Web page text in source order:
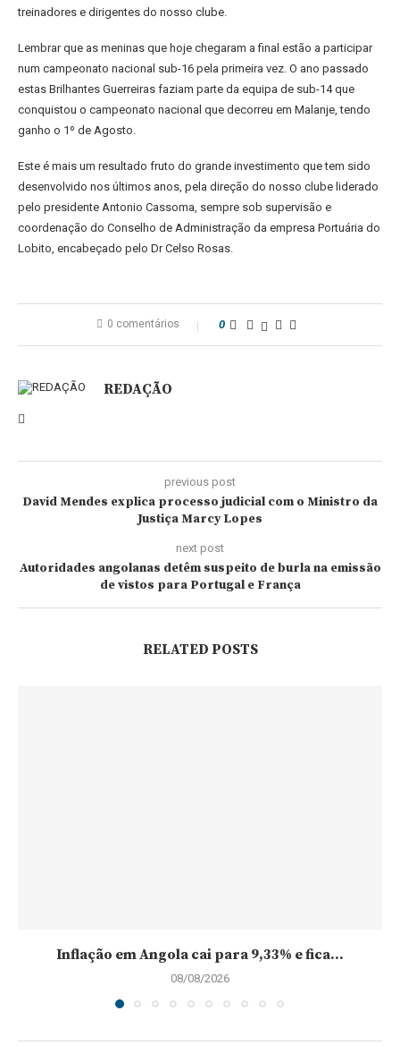
treinadores e dirigentes do nosso clube.
Lembrar que as meninas que hoje chegaram a final estão a participar
num campeonato nacional sub-16 pela primeira vez. O ano passado
estas Brilhantes Guerreiras faziam parte da equipa de sub-14 que
conquistou o campeonato nacional que decorreu em Malanje, tendo
ganho o 1º de Agosto.
Este é mais um resultado fruto do grande investimento que tem sido
desenvolvido nos últimos anos, pela direção do nosso clube liderado
pelo presidente Antonio Cassoma, sempre sob supervisão e
coordenação do Conselho de Administração da empresa Portuária do
Lobito, encabeçado pelo Dr Celso Rosas.
0 comentários 0
REDAÇÃO
previous post
David Mendes explica processo judicial com o Ministro da
Justiça Marcy Lopes
next post
Autoridades angolanas detêm suspeito de burla na emissão
de vistos para Portugal e França
RELATED POSTS
Inflação em Angola cai para 9,33% e fica...
08/08/2026